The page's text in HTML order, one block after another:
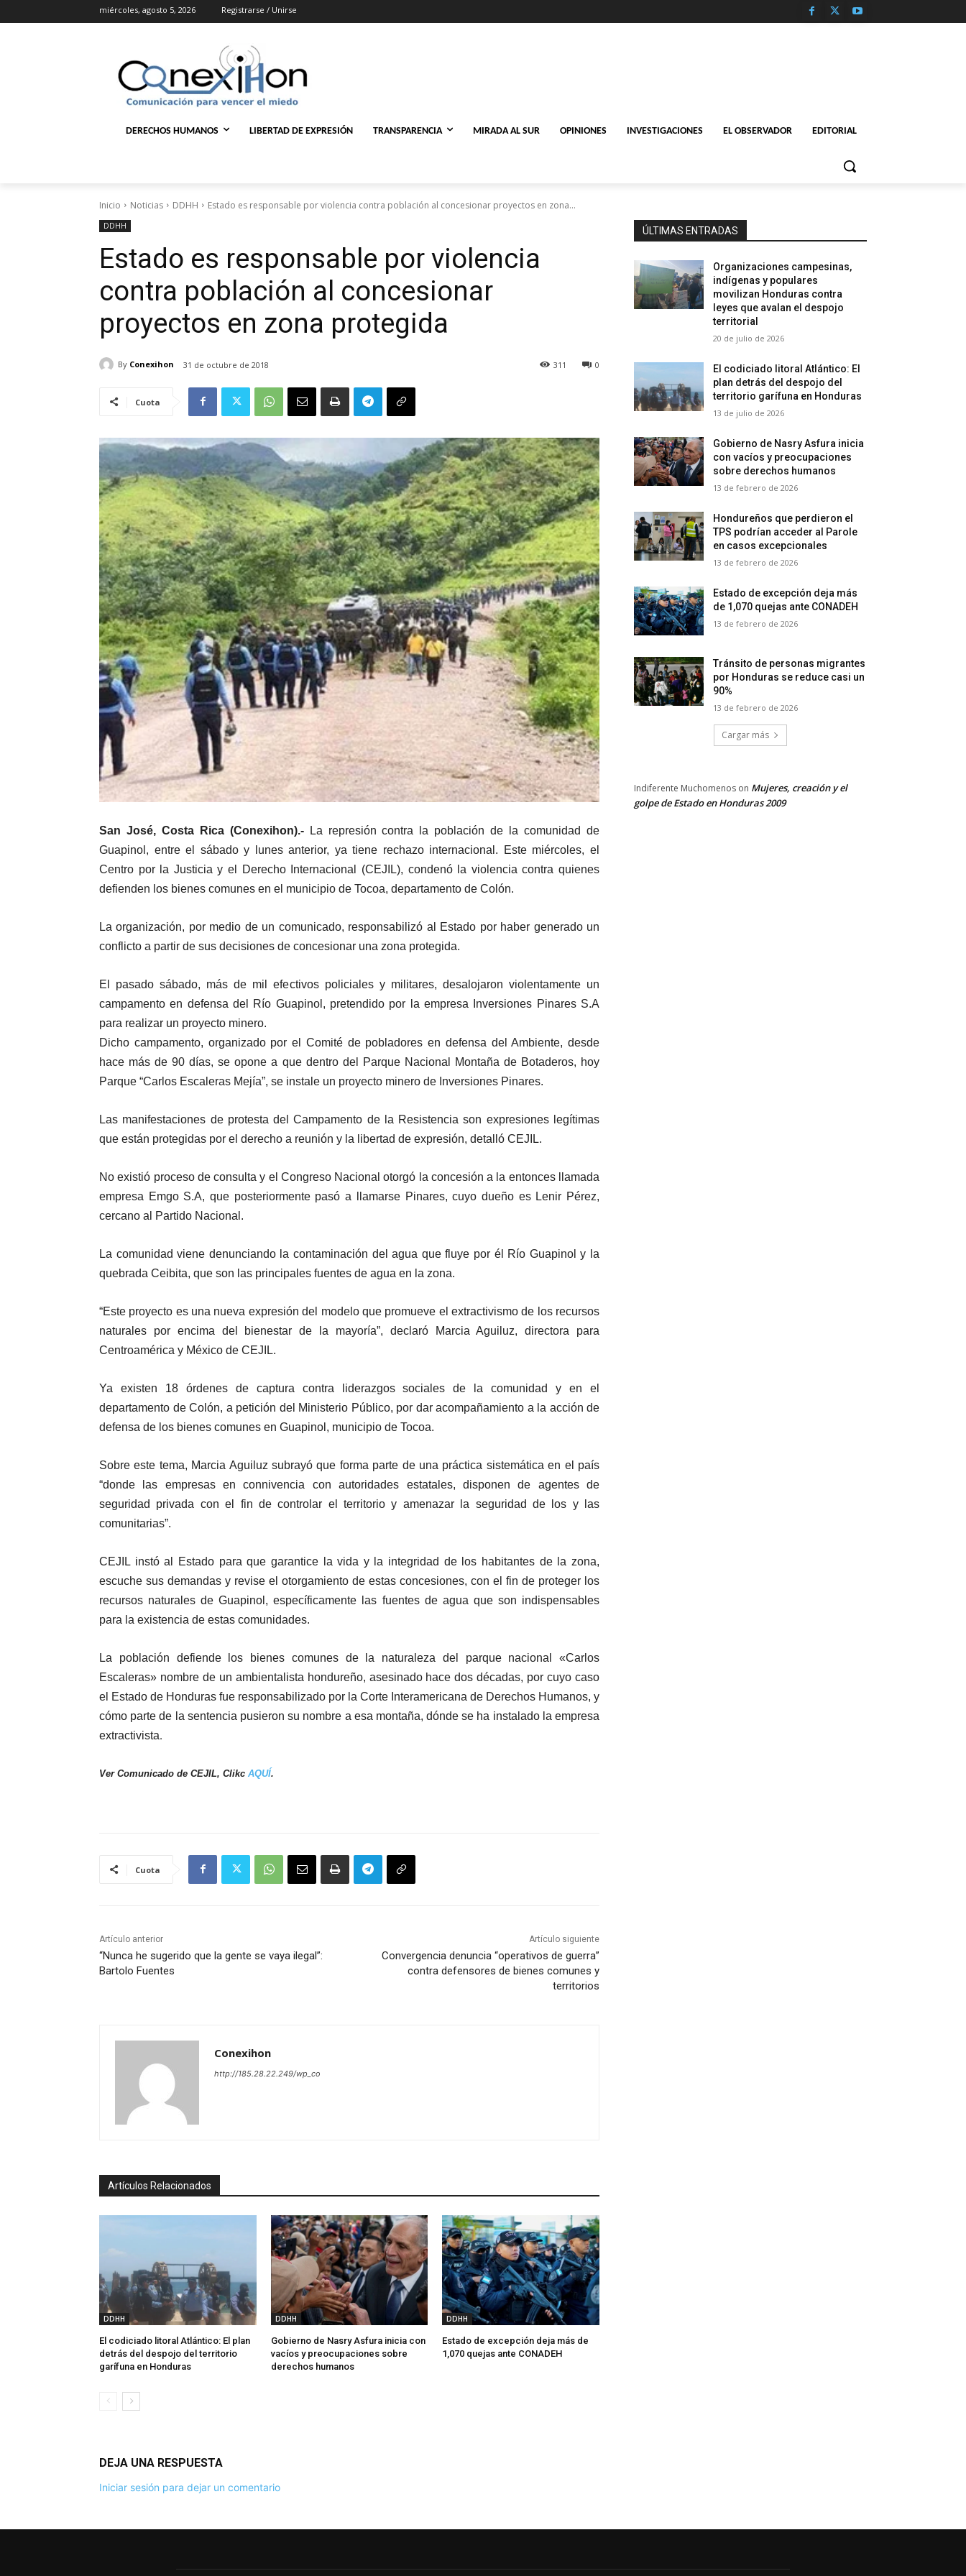
miércoles, agosto 5, 2026 Registrarse / Unirse
DERECHOS HUMANOS LIBERTAD DE EXPRESIÓN TRANSPARENCIA MIRADA AL SUR OPINIONES INVESTIGACIONES EL OBSERVADOR EDITORIAL
Inicio Noticias DDHH Estado es responsable por violencia contra población al concesionar proyectos en zona...
DDHH
Estado es responsable por violencia
contra población al concesionar
proyectos en zona protegida
By Conexihon 31 de octubre de 2018 0
311
Cuota
San José, Costa Rica (Conexihon).-La represión contra la población de la comunidad de
Guapinol, entre el sábado y lunes anterior, ya tiene rechazo internacional. Este miércoles, el
Centro por la Justicia y el Derecho Internacional (CEJIL), condenó la violencia contra quienes
defienden los bienes comunes en el municipio de Tocoa, departamento de Colón.
La organización, por medio de un comunicado, responsabilizó al Estado por haber generado un
conflicto a partir de sus decisiones de concesionar una zona protegida.
El pasado sábado, más de mil efectivos policiales y militares, desalojaron violentamente un
campamento en defensa del Río Guapinol, pretendido por la empresa Inversiones Pinares S.A
para realizar un proyecto minero.
Dicho campamento, organizado por el Comité de pobladores en defensa del Ambiente, desde
hace más de 90 días, se opone a que dentro del Parque Nacional Montaña de Botaderos, hoy
Parque “Carlos Escaleras Mejía”, se instale un proyecto minero de Inversiones Pinares.
Las manifestaciones de protesta del Campamento de la Resistencia son expresiones legítimas
que están protegidas por el derecho a reunión y la libertad de expresión, detalló CEJIL.
No existió proceso de consulta y el Congreso Nacional otorgó la concesión a la entonces llamada
empresa Emgo S.A, que posteriormente pasó a llamarse Pinares, cuyo dueño es Lenir Pérez,
cercano al Partido Nacional.
La comunidad viene denunciando la contaminación del agua que fluye por él Río Guapinol y la
quebrada Ceibita, que son las principales fuentes de agua en la zona.
“Este proyecto es una nueva expresión del modelo que promueve el extractivismo de los recursos
naturales por encima del bienestar de la mayoría”, declaró Marcia Aguiluz, directora para
Centroamérica y México de CEJIL.
Ya existen 18 órdenes de captura contra liderazgos sociales de la comunidad y en el
departamento de Colón, a petición del Ministerio Público, por dar acompañamiento a la acción de
defensa de los bienes comunes en Guapinol, municipio de Tocoa.
Sobre este tema, Marcia Aguiluz subrayó que forma parte de una práctica sistemática en el país
“donde las empresas en connivencia con autoridades estatales, disponen de agentes de
seguridad privada con el fin de controlar el territorio y amenazar la seguridad de los y las
comunitarias”.
CEJIL instó al Estado para que garantice la vida y la integridad de los habitantes de la zona,
escuche sus demandas y revise el otorgamiento de estas concesiones, con el fin de proteger los
recursos naturales de Guapinol, específicamente las fuentes de agua que son indispensables
para la existencia de estas comunidades.
La población defiende los bienes comunes de la naturaleza del parque nacional «Carlos
Escaleras» nombre de un ambientalista hondureño, asesinado hace dos décadas, por cuyo caso
el Estado de Honduras fue responsabilizado por la Corte Interamericana de Derechos Humanos, y
cómo parte de la sentencia pusieron su nombre a esa montaña, dónde se ha instalado la empresa
extractivista.
Ver Comunicado de CEJIL, Clikc AQUÍ.
Cuota
Artículo anterior
“Nunca he sugerido que la gente se vaya ilegal”:
Bartolo Fuentes
Artículo siguiente
Convergencia denuncia “operativos de guerra”
contra defensores de bienes comunes y
territorios
Conexihon
http://185.28.22.249/wp_co
Artículos Relacionados
DDHH
El codiciado litoral Atlántico: El plan
detrás del despojo del territorio
garífuna en Honduras
DDHH
Gobierno de Nasry Asfura inicia con
vacíos y preocupaciones sobre
derechos humanos
DDHH
Estado de excepción deja más de
1,070 quejas ante CONADEH
DEJA UNA RESPUESTA
Iniciar sesión para dejar un comentario
ÚLTIMAS ENTRADAS
Organizaciones campesinas,
indígenas y populares
movilizan Honduras contra
leyes que avalan el despojo
territorial
20 de julio de 2026
El codiciado litoral Atlántico: El
plan detrás del despojo del
territorio garífuna en Honduras
13 de julio de 2026
Gobierno de Nasry Asfura inicia
con vacíos y preocupaciones
sobre derechos humanos
13 de febrero de 2026
Hondureños que perdieron el
TPS podrían acceder al Parole
en casos excepcionales
13 de febrero de 2026
Estado de excepción deja más
de 1,070 quejas ante CONADEH
13 de febrero de 2026
Tránsito de personas migrantes
por Honduras se reduce casi un
90%
13 de febrero de 2026
Cargar más
Indiferente Muchomenos on Mujeres, creación y el
golpe de Estado en Honduras 2009